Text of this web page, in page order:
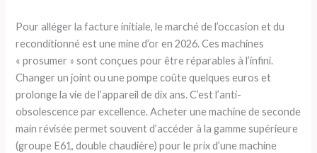
Pour alléger la facture initiale, le marché de l’occasion et du
reconditionné est une mine d’or en 2026. Ces machines
« prosumer » sont conçues pour être réparables à l’infini.
Changer un joint ou une pompe coûte quelques euros et
prolonge la vie de l’appareil de dix ans. C’est l’anti-
obsolescence par excellence. Acheter une machine de seconde
main révisée permet souvent d’accéder à la gamme supérieure
(groupe E61, double chaudière) pour le prix d’une machine